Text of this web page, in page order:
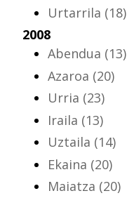
Urtarrila (18)
2008
Abendua (13)
Azaroa (20)
Urria (23)
Iraila (13)
Uztaila (14)
Ekaina (20)
Maiatza (20)